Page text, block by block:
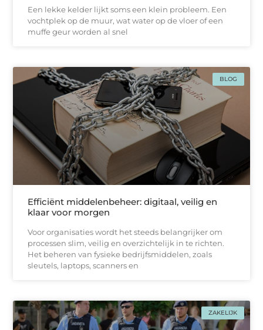
Een lekke kelder lijkt soms een klein probleem. Een
vochtplek op de muur, wat water op de vloer of een
muffe geur worden al snel
BLOG
Efficiënt middelenbeheer: digitaal, veilig en
klaar voor morgen
Voor organisaties wordt het steeds belangrijker om
processen slim, veilig en overzichtelijk in te richten.
Het beheren van fysieke bedrijfsmiddelen, zoals
sleutels, laptops, scanners en
ZAKELIJK